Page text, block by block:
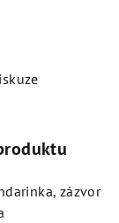
zázvor